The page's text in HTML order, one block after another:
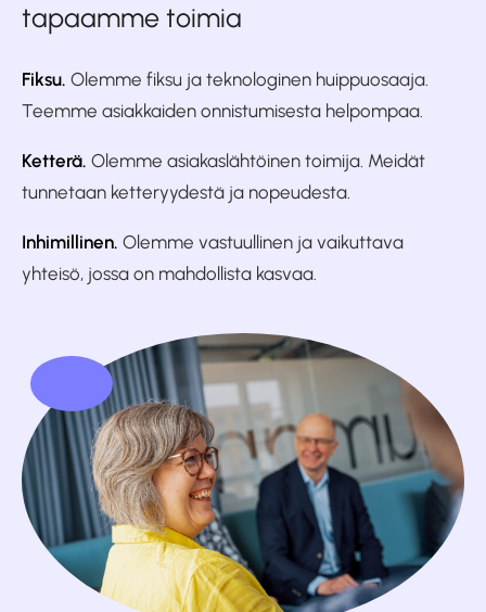
tapaamme toimia
Fiksu. Olemme fiksu ja teknologinen huippuosaaja.
Teemme asiakkaiden onnistumisesta helpompaa.
Ketterä. Olemme asiakaslähtöinen toimija. Meidät
tunnetaan ketteryydestä ja nopeudesta.
Inhimillinen. Olemme vastuullinen ja vaikuttava
yhteisö, jossa on mahdollista kasvaa.